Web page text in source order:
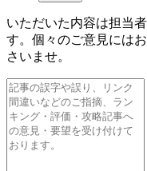
いただいた内容は担当
す。個々のご意見には
さいませ。